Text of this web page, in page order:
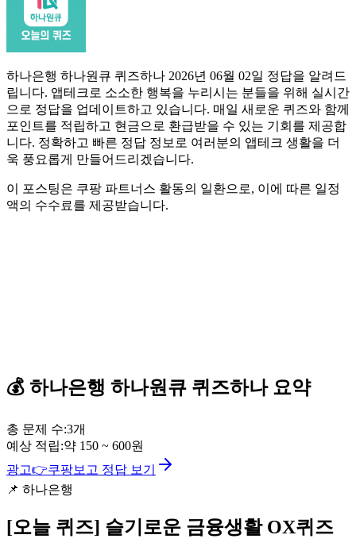
하나은행 하나원큐 퀴즈하나 2026년 06월 02일 정답을 알려드
립니다. 앱테크로 소소한 행복을 누리시는 분들을 위해 실시간
으로 정답을 업데이트하고 있습니다. 매일 새로운 퀴즈와 함께
포인트를 적립하고 현금으로 환급받을 수 있는 기회를 제공합
니다. 정확하고 빠른 정답 정보로 여러분의 앱테크 생활을 더
욱 풍요롭게 만들어드리겠습니다.
이 포스팅은 쿠팡 파트너스 활동의 일환으로, 이에 따른 일정
액의 수수료를 제공받습니다.
💰 하나은행 하나원큐 퀴즈하나요약
총 문제 수:3개
예상 적립:약 150 ~ 600원
광고👉쿠팡보고 정답 보기
📌 하나은행
[오늘 퀴즈] 슬기로운 금융생활 OX퀴즈